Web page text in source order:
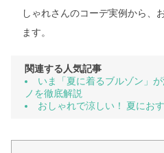
しゃれさんのコーデ実例から、
ます。
関連する人気記事
いま「夏に着るブルゾン」
ノを徹底解説
おしゃれで涼しい！ 夏にお